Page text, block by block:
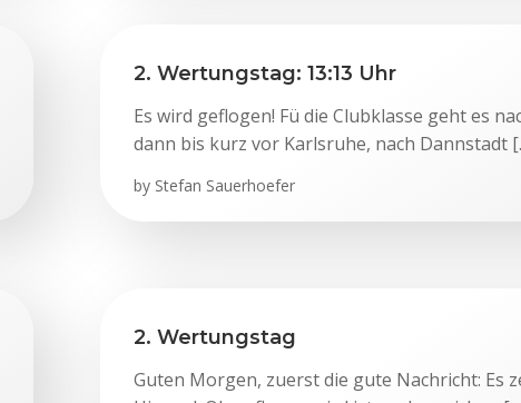
2. Wertungstag: 13:13 Uhr
Es wird geflogen! Fü die Clubklasse geht es
dann bis kurz vor Karlsruhe, nach Dannstadt
by Stefan Sauerhoefer
2. Wertungstag
Guten Morgen, zuerst die gute Nachricht: Es